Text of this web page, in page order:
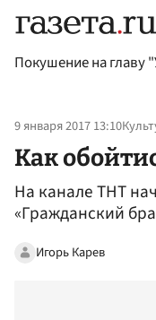
Покушение на главу
9 января 2017 13:10
Как
На канале ТНТ
«Гражданский
Игорь Карев